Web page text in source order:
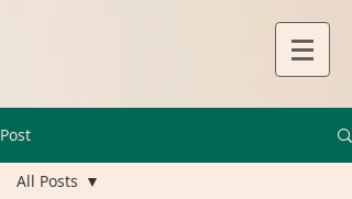
Post
All Posts